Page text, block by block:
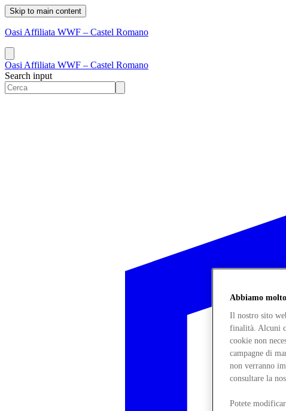
Skip to main content
Oasi Affiliata WWF – Castel Romano
Oasi Affiliata WWF – Castel Romano
Search input
Abbiamo
Il nostro sito
finalità. Alcuni
cookie non
campagne di
non verranno
consultare la
Potete